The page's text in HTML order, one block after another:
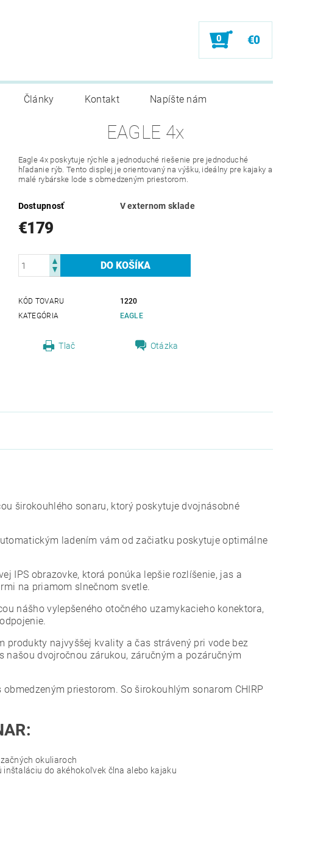
0 €0
Články Kontakt Napíšte nám
EAGLE 4x
Eagle 4x poskytuje rýchle a jednoduché riešenie pre jednoduché
hľadanie rýb. Tento displej je orientovaný na výšku, ideálny pre kajaky a
malé rybárske lode s obmedzeným priestorom.
Dostupnosť V externom sklade
€179
KÓD TOVARU
1220
KATEGÓRIA
EAGLE
Tlač Otázka
širokouhlého sonaru, ktorý poskytuje dvojnásobné
ladením vám od začiatku poskytuje optimálne
IPS obrazovke, ktorá ponúka lepšie rozlíšenie, jas a
na priamom slnečnom svetle.
nášho vylepšeného otočného uzamykacieho konektora,
produkty najvyššej kvality a čas strávený pri vode bez
dvojročnou zárukou, záručným a pozáručným
priestorom. So širokouhlým sonarom CHIRP
okuliaroch
do akéhokoľvek člna alebo kajaku